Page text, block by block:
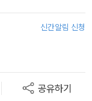
신간알림 신청
공유하기